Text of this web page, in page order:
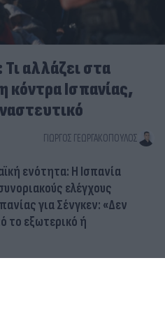
αλλάζει στα
κόντρα Ισπανίας,
ΓΙΏΡΓΟΣ ΓΕΩΡΓΑΚΌΠΟΥΛΟΣ
ενότητα: Η Ισπανία
ελέγχους
για Σένγκεν: «Δεν
το εξωτερικό ή